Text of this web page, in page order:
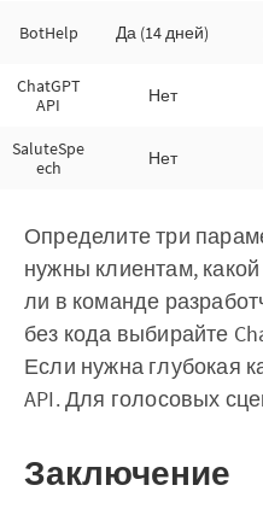
BotHelp Да (14 дней)
ChatGPT
API
Нет
SaluteSpe
ech
Нет
Определите три
нужны клиентам,
ли в команде
без кода выбирайте
Если нужна глубокая
API. Для голосовых
Заключение